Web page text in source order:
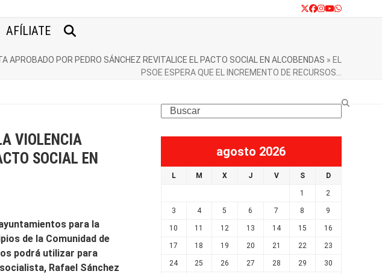
Twitter
Facebook
Instagram
YouTube
Whatsapp
AFÍLIATE
APROBADO POR PEDRO SÁNCHEZ REVITALICE EL PACTO SOCIAL EN ALCOBENDAS » EL
PSOE ESPERA QUE EL INCREMENTO DE RECURSOS…
VIOLENCIA
SOCIAL EN
para la
de la Comunidad de
podrá utilizar para
Rafael Sánchez
Search
agosto 2026
L M X J V S D
1 2
3 4 5 6 7 8 9
10 11 12 13 14 15 16
17 18 19 20 21 22 23
24 25 26 27 28 29 30